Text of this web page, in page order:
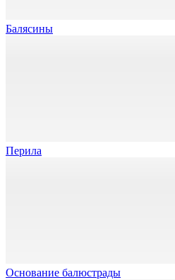
Балясины
Перила
Основание балюстрады